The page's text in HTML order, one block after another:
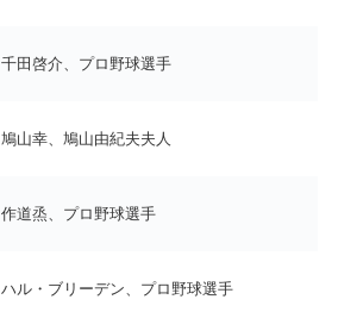
千田啓介、プロ野球選手
鳩山幸、鳩山由紀夫夫人
作道烝、プロ野球選手
ハル・ブリーデン、プロ野球選手